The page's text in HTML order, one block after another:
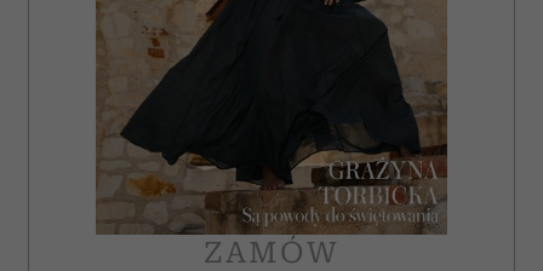
ZAMÓW